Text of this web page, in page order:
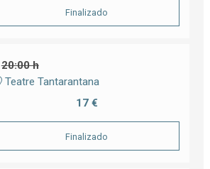
Finalizado
20:00 h
Teatre Tantarantana
17 €
Finalizado